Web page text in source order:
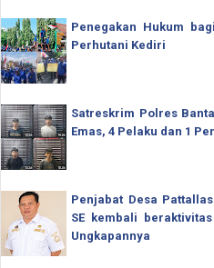
Penegakan Hukum
Perhutani Kediri
Satreskrim Polres
Emas, 4 Pelaku dan 1
Penjabat Desa
SE kembali
Ungkapannya